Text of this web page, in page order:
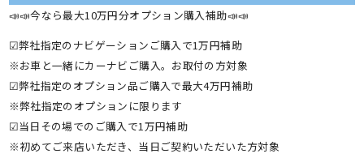
📣📣今なら最大10万円分オプション購入補助📣📣
☑弊社指定のナビゲーションご購入で1万円補助
※お車と一緒にカーナビご購入。お取付の方対象
☑弊社指定のオプション品ご購入で最大4万円補助
※弊社指定のオプションに限ります
☑当日その場でのご購入で1万円補助
※初めてご来店いただき、当日ご契約いただいた方対象